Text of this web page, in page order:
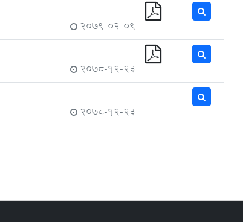
2079-02-09
2078-12-23
2078-12-23